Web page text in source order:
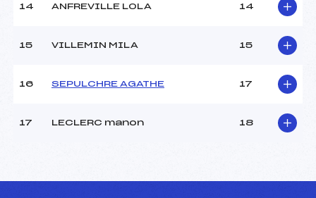
14 ANFREVILLE LOLA 14
15 VILLEMIN MILA 15
16 SEPULCHRE AGATHE 17
17 LECLERC manon 18